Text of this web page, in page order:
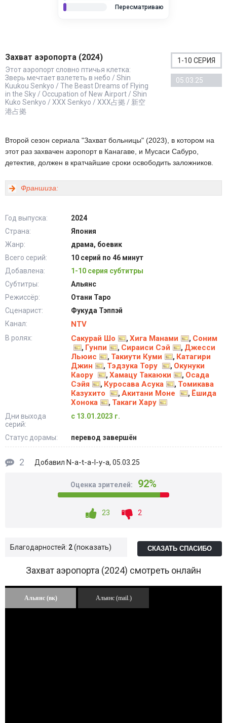
Пересматриваю
Захват аэропорта (2024)
Этот аэропорт словно птичья клетка:
Зверь мечтает взлететь в небо / Shin
Kuukou Senkyo / The Beast Dreams of Flying
in the Sky / Occupation of New Airport / Shin
Kuko Senkyo / XXX Senkyo / XXX占拠 / 新空
港占拠
1-10 СЕРИЯ
05.03.25
Второй сезон сериала "Захват больницы" (2023), в котором на
этот раз захвачен аэропорт в Канагаве, и Мусаси Сабуро,
детектив, должен в кратчайшие сроки освободить заложников.
Франшиза:
Год выпуска:
2024
Страна:
Япония
Жанр:
драма, боевик
Всего серий:
10 серий по 46 минут
Добавлена:
1-10 серия субтитры
Субтитры:
Альянс
Режиссёр:
Отани Таро
Сценарист:
Фукуда Тэппэй
Канал:
NTV
В ролях: Сакурай Шо , Хига Манами , Соним
, Гунпи , Сираиси Сэй , Джесси
Льюис
, Такиути Куми , Катагири
Джин
, Тэдзука Тору , Окунуки
Каору
, Хамацу Такаюки , Осада
Сэйя
, Куросава Асука , Томикава
Казухито
, Акитани Моне , Ёшида
Хонока
, Такаги Хару
Дни выхода
серий:
с 13.01.2023 г.
Статус дорамы: перевод завершён
2 Добавил N-a-t-a-l-y-a, 05.03.25
Оценка зрителей: 92%
23 2
Благодарностей: 2 показать СКАЗАТЬ СПАСИБО
Захват аэропорта (2024) смотреть онлайн
Альянс (вк) Альянс (mail.)